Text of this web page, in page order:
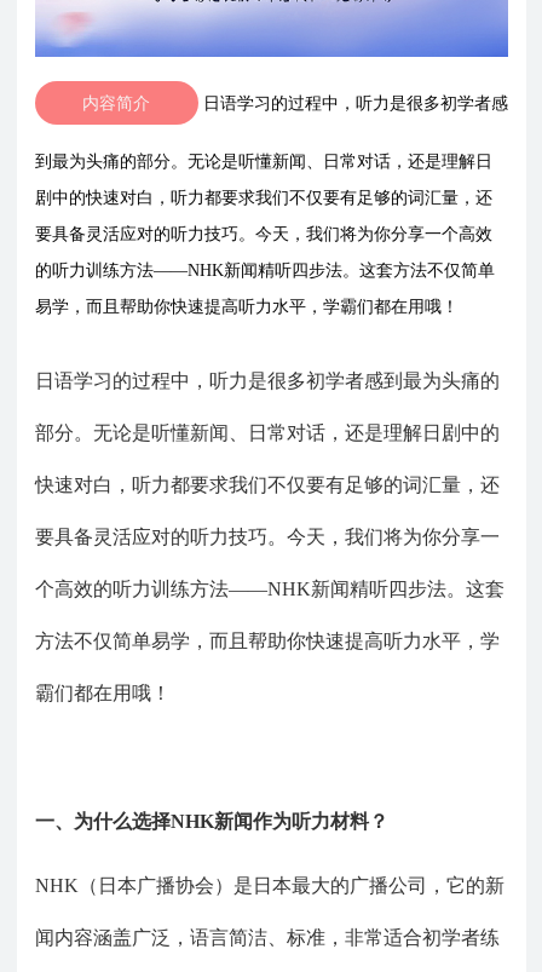
内容简介 日语学习的过程中，听力是很多初学者感
到最为头痛的部分。无论是听懂新闻、日常对话，还是理解日
剧中的快速对白，听力都要求我们不仅要有足够的词汇量，还
要具备灵活应对的听力技巧。今天，我们将为你分享一个高效
的听力训练方法——NHK新闻精听四步法。这套方法不仅简单
易学，而且帮助你快速提高听力水平，学霸们都在用哦！
日语学习的过程中，听力是很多初学者感到最为头痛的
部分。无论是听懂新闻、日常对话，还是理解日剧中的
快速对白，听力都要求我们不仅要有足够的词汇量，还
要具备灵活应对的听力技巧。今天，我们将为你分享一
个高效的听力训练方法——NHK新闻精听四步法。这套
方法不仅简单易学，而且帮助你快速提高听力水平，学
霸们都在用哦！
一、 为什么选择NHK新闻作为听力材料？
NHK（日本广播协会）是日本最大的广播公司，它的新
闻内容涵盖广泛，语言简洁、标准，非常适合初学者练